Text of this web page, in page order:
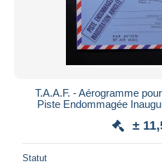
T.A.A.F. - Aérogramme
Piste Endommagée
±
Statut